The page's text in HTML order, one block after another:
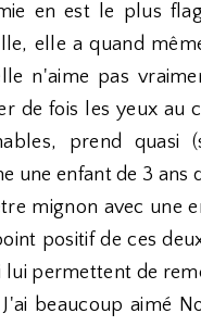
en est le plus
elle a quand
n'aime pas
de fois les yeux au
prend quasi
une enfant de 3 ans
mignon avec une
positif de ces
lui permettent de
beaucoup aimé